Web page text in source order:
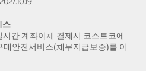
스
간 계좌이체 결제시 코스트코에
매안전서비스(채무지급보증)를 이